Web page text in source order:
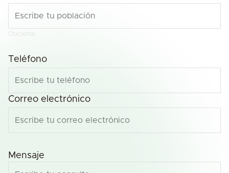
Opcional
Teléfono
Correo electrónico
Mensaje